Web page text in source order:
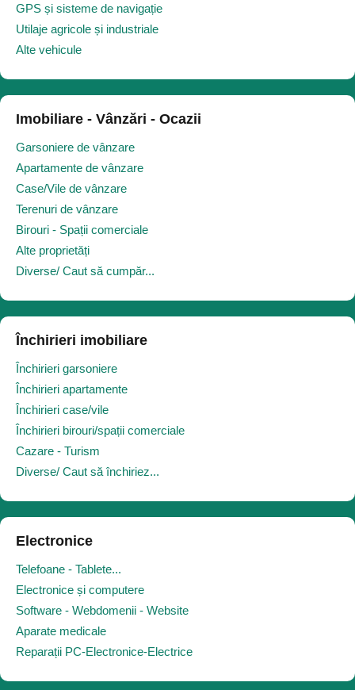
GPS și sisteme de navigație
Utilaje agricole și industriale
Alte vehicule
Imobiliare - Vânzări - Ocazii
Garsoniere de vânzare
Apartamente de vânzare
Case/Vile de vânzare
Terenuri de vânzare
Birouri - Spații comerciale
Alte proprietăți
Diverse/ Caut să cumpăr...
Închirieri imobiliare
Închirieri garsoniere
Închirieri apartamente
Închirieri case/vile
Închirieri birouri/spații comerciale
Cazare - Turism
Diverse/ Caut să închiriez...
Electronice
Telefoane - Tablete...
Electronice și computere
Software - Webdomenii - Website
Aparate medicale
Reparații PC-Electronice-Electrice